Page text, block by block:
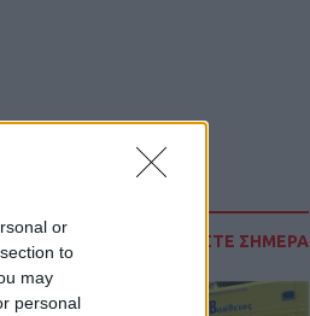
or
to
may
personal
ΔΙΑΒΑΣΤΕ ΣΗΜΕΡΑ